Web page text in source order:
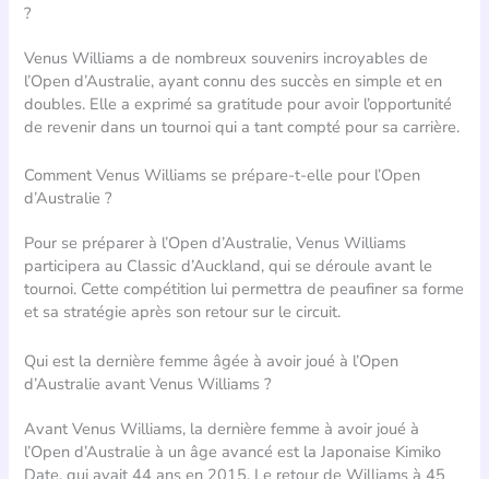
?
Venus Williams a de nombreux souvenirs incroyables de
l’Open d’Australie, ayant connu des succès en simple et en
doubles. Elle a exprimé sa gratitude pour avoir l’opportunité
de revenir dans un tournoi qui a tant compté pour sa carrière.
Comment Venus Williams se prépare-t-elle pour l’Open
d’Australie ?
Pour se préparer à l’Open d’Australie, Venus Williams
participera au Classic d’Auckland, qui se déroule avant le
tournoi. Cette compétition lui permettra de peaufiner sa forme
et sa stratégie après son retour sur le circuit.
Qui est la dernière femme âgée à avoir joué à l’Open
d’Australie avant Venus Williams ?
Avant Venus Williams, la dernière femme à avoir joué à
l’Open d’Australie à un âge avancé est la Japonaise Kimiko
Date, qui avait 44 ans en 2015. Le retour de Williams à 45